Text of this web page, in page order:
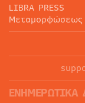
LIBRA PRESS
ΕΝΗΜΕΡΩΤΙΚΑ